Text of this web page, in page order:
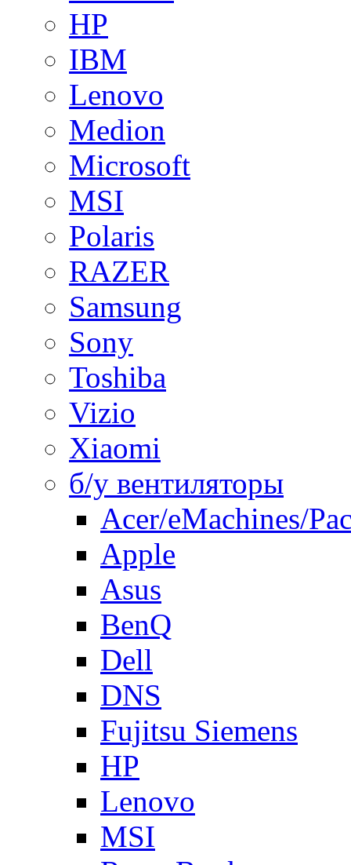
HP
IBM
Lenovo
Medion
Microsoft
MSI
Polaris
RAZER
Samsung
Sony
Toshiba
Vizio
Xiaomi
б/у вентиляторы
Acer/eMachines/
Apple
Asus
BenQ
Dell
DNS
Fujitsu Siemens
HP
Lenovo
MSI